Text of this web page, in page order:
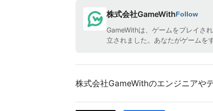
株式会社GameWithFollow
GameWithは、ゲームをプレイさ
立されました。あなたがゲームを
株式会社GameWithのエンジニアや